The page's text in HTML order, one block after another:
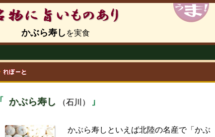
かぶら寿し
かぶら寿し （石川）
かぶら寿しといえば北陸の名産で「かぶ